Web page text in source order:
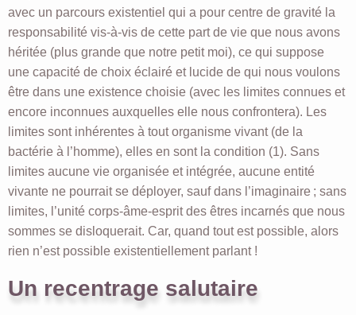
avec un parcours existentiel qui a pour centre de gravité la
responsabilité vis-à-vis de cette part de vie que nous avons
héritée (plus grande que notre petit moi), ce qui suppose
une capacité de choix éclairé et lucide de qui nous voulons
être dans une existence choisie (avec les limites connues et
encore inconnues auxquelles elle nous confrontera). Les
limites sont inhérentes à tout organisme vivant (de la
bactérie à l’homme), elles en sont la condition (1). Sans
limites aucune vie organisée et intégrée, aucune entité
vivante ne pourrait se déployer, sauf dans l’imaginaire ; sans
limites, l’unité corps-âme-esprit des êtres incarnés que nous
sommes se disloquerait. Car, quand tout est possible, alors
rien n’est possible existentiellement parlant !
Un recentrage salutaire